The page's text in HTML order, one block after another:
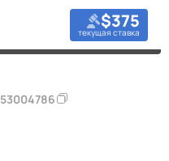
$375
текущая ставка
53004786